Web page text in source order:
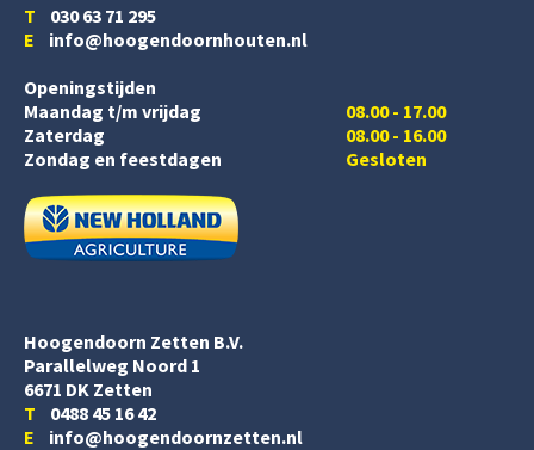
T 030 63 71 295
E info@hoogendoornhouten.nl
Openingstijden
Maandag t/m vrijdag
Zaterdag
08.00 - 17.00
08.00 - 16.00
Zondag en feestdagen
Gesloten
Hoogendoorn Zetten B.V.
Parallelweg Noord 1
6671 DK Zetten
T 0488 45 16 42
E info@hoogendoornzetten.nl